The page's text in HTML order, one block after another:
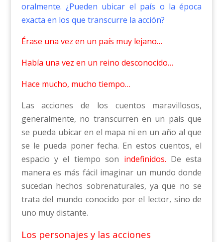
oralmente. ¿Pueden ubicar el país o la época
exacta en los que transcurre la acción?
Érase una vez en un país muy lejano…
Había una vez en un reino desconocido…
Hace mucho, mucho tiempo…
Las acciones de los cuentos maravillosos,
generalmente, no transcurren en un país que
se pueda ubicar en el mapa ni en un año al que
se le pueda poner fecha. En estos cuentos, el
espacio y el tiempo son indefinidos. De esta
manera es más fácil imaginar un mundo donde
sucedan hechos sobrenaturales, ya que no se
trata del mundo conocido por el lector, sino de
uno muy distante.
Los personajes y las acciones